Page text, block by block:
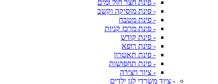
- פינת חצר חול ומים
- פינת מוסיקה וקשב
- פינת מטבח
- פינת מרכז קניות
- פינת קודש
- פינת רופא
- פינת תאטרון
- פינת תחפושות
- ציור ויצירה
- ציוד משרדי לגן ילדים